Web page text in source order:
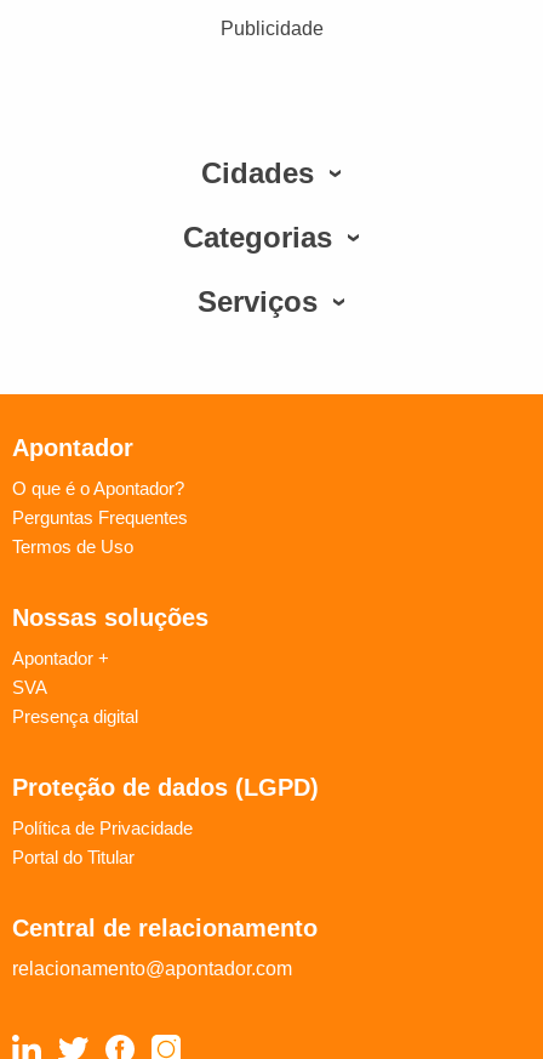
Publicidade
Cidades
Categorias
Serviços
Apontador
O que é o Apontador?
Perguntas Frequentes
Termos de Uso
Nossas soluções
Apontador +
SVA
Presença digital
Proteção de dados (LGPD)
Política de Privacidade
Portal do Titular
Central de relacionamento
relacionamento@apontador.com